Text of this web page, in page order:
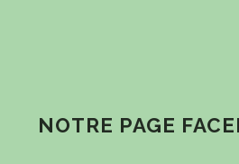
NOTRE PAGE